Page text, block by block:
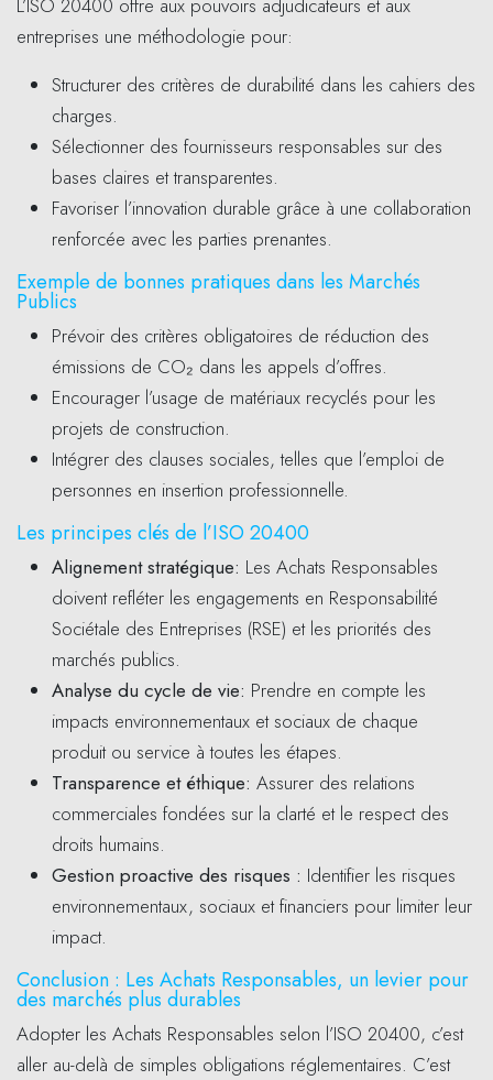
entreprises une méthodologie pour:
Structurer des critères de durabilité dans les cahiers des
charges.
Sélectionner des fournisseurs responsables sur des
bases claires et transparentes.
Favoriser l’innovation durable grâce à une collaboration
renforcée avec les parties prenantes.
Exemple de bonnes pratiques dans les Marchés
Publics
Prévoir des critères obligatoires de réduction des
émissions de CO₂ dans les appels d’offres.
Encourager l’usage de matériaux recyclés pour les
projets de construction.
Intégrer des clauses sociales, telles que l’emploi de
personnes en insertion professionnelle.
Les principes clés de l’ISO 20400
Alignement stratégique: Les Achats Responsables
doivent refléter les engagements en Responsabilité
Sociétale des Entreprises (RSE) et les priorités des
marchés publics.
Analyse du cycle de vie: Prendre en compte les
impacts environnementaux et sociaux de chaque
produit ou service à toutes les étapes.
Transparence et éthique: Assurer des relations
commerciales fondées sur la clarté et le respect des
droits humains.
Gestion proactive des risques : Identifier les risques
environnementaux, sociaux et financiers pour limiter leur
impact.
Conclusion : Les Achats Responsables, un levier pour
des marchés plus durables
Adopter les Achats Responsables selon l’ISO 20400, c’est
aller au-delà de simples obligations réglementaires. C’est